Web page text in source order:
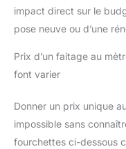
impact direct sur le
pose neuve ou d’une
Prix d’un faitage au
font varier
Donner un prix unique
impossible sans
fourchettes ci-dessous